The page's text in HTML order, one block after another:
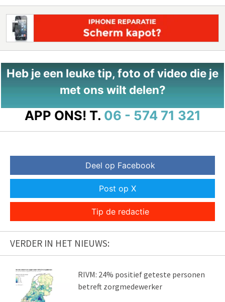
Heb je een leuke tip, foto of video die je
met ons wilt delen?
APP ONS! T. 06 - 574 71 321
Deel op Facebook
Post op X
Tip de redactie
VERDER IN HET NIEUWS:
RIVM: 24% positief geteste personen
betreft zorgmedewerker